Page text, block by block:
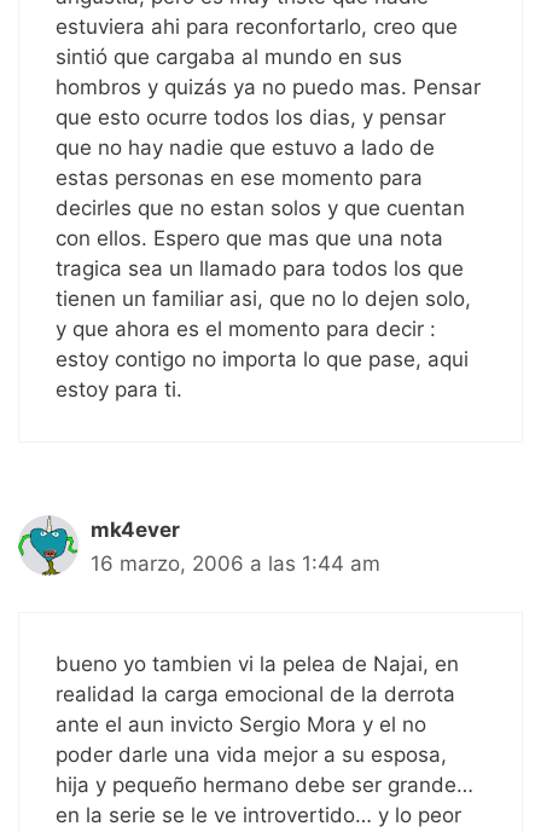
estuviera ahi para reconfortarlo, creo que
sintió que cargaba al mundo en sus
hombros y quizás ya no puedo mas. Pensar
que esto ocurre todos los dias, y pensar
que no hay nadie que estuvo a lado de
estas personas en ese momento para
decirles que no estan solos y que cuentan
con ellos. Espero que mas que una nota
tragica sea un llamado para todos los que
tienen un familiar asi, que no lo dejen solo,
y que ahora es el momento para decir :
estoy contigo no importa lo que pase, aqui
estoy para ti.
mk4ever
16 marzo, 2006 a las 1:44 am
bueno yo tambien vi la pelea de Najai, en
realidad la carga emocional de la derrota
ante el aun invicto Sergio Mora y el no
poder darle una vida mejor a su esposa,
hija y pequeño hermano debe ser grande…
en la serie se le ve introvertido… y lo peor